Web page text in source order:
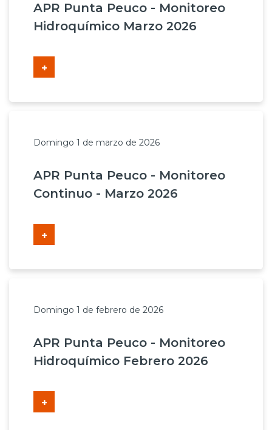
APR Punta Peuco - Monitoreo
Hidroquímico Marzo 2026
+
Domingo 1 de marzo de 2026
APR Punta Peuco - Monitoreo
Continuo - Marzo 2026
+
Domingo 1 de febrero de 2026
APR Punta Peuco - Monitoreo
Hidroquímico Febrero 2026
+